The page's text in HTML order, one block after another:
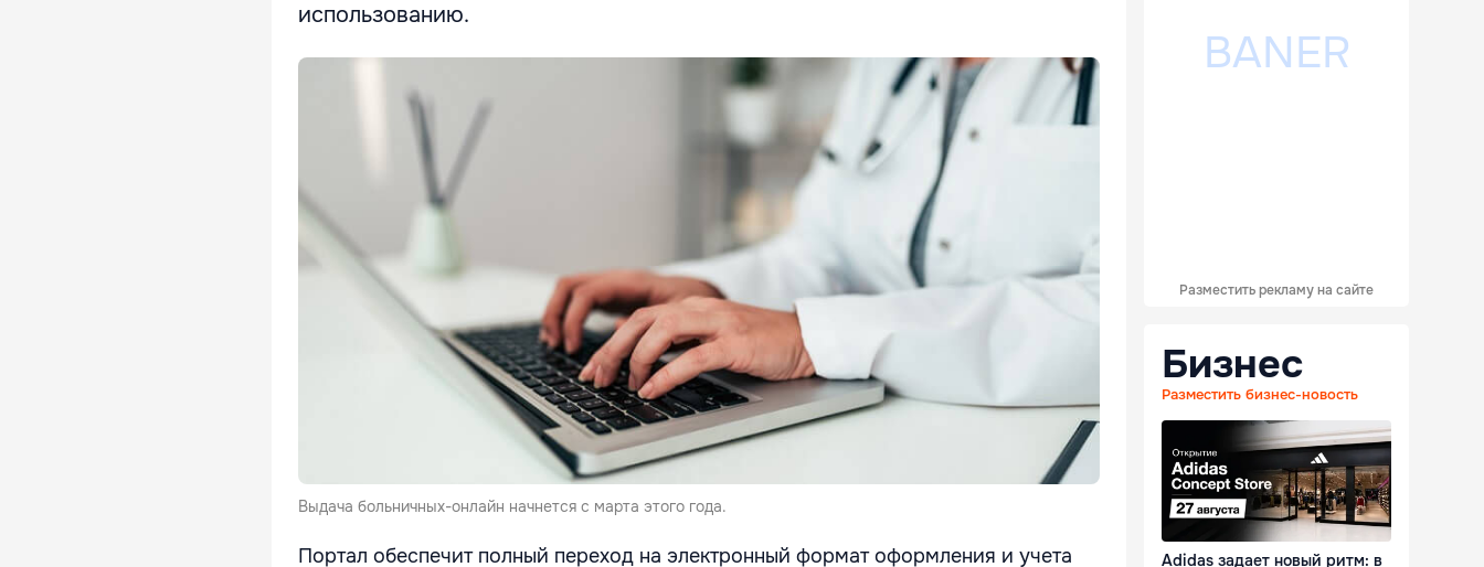
использованию.
Выдача больничных-онлайн начнется с марта этого года.
Портал обеспечит полный переход на электронный формат оформления и учета
Разместить рекламу на сайте
Бизнес
Разместить бизнес-новость
Adidas задает новый ритм: в